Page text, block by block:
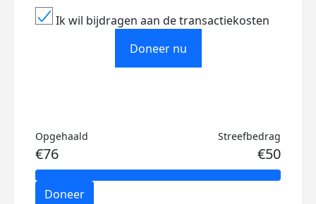
Ik wil bijdragen aan de transactiekosten
Doneer nu
Opgehaald
€76
Streefbedrag
€50
Doneer